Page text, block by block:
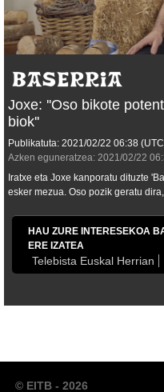
Joxe: ''Oso bikote
biok''
Publikatuta: 2021/02/22 06:38
Azken eguneratzea: 2021/02/22
Iratxe eta Joxe kanporatu dituzte
esker mezua. Oso pozik geratu
HAU ZURE INTERESEKOA
ERE IZATEA
Telebista Euskal Herrian
© EITB - 2026